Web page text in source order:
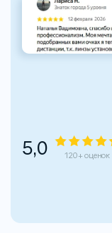
5,0 120+ оценок